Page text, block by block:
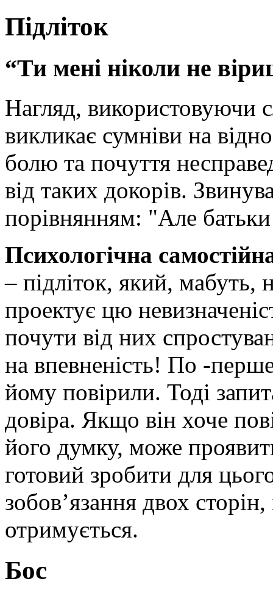
Підліток
“Ти мені ніколи не
Нагляд, використовуючи
викликає сумніви на
болю та почуття
від таких докорів.
порівнянням: "Але
Психологічна
– підліток, який, мабуть,
проектує цю
почути від них
на впевненість! По -
йому повірили. Тоді
довіра. Якщо він хоче
його думку, може
готовий зробити для
зобов’язання двох
отримується.
Бос